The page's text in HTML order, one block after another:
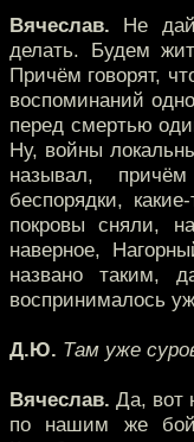
Вячеслав. Не
делать. Будем
Причём говорят,
воспоминаний
перед смертью
Ну, войны
называл,
беспорядки,
покровы сняли,
наверное,
названо таким,
воспринималось
Д.Ю. Там уже
Вячеслав. Да, вот
по нашим же